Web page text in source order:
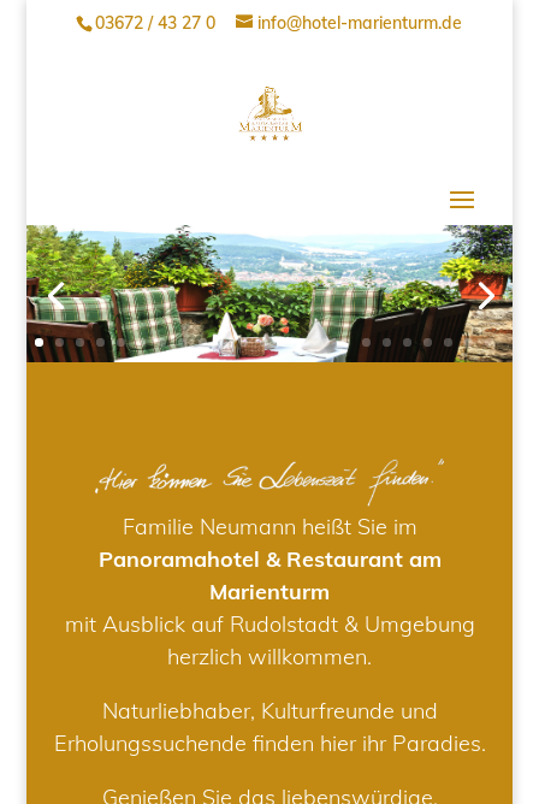
03672 / 43 27 0 info@hotel-marienturm.de
Familie Neumann heißt Sie im
Panoramahotel & Restaurant am
Marienturm
mit Ausblick auf Rudolstadt & Umgebung
herzlich willkommen.
Naturliebhaber, Kulturfreunde und
Erholungssuchende finden hier ihr Paradies.
Genießen Sie das liebenswürdige,